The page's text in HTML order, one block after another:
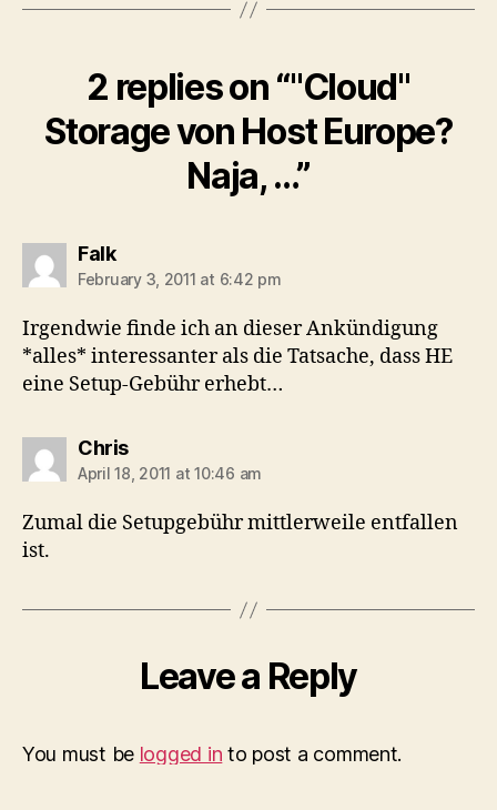
2 replies on “"Cloud"
Storage von Host Europe?
Naja, …”
Falksays:
February 3, 2011 at 6:42 pm
Irgendwie finde ich an dieser Ankündigung
*alles* interessanter als die Tatsache, dass HE
eine Setup-Gebühr erhebt…
Chrissays:
April 18, 2011 at 10:46 am
Zumal die Setupgebühr mittlerweile entfallen
ist.
Leave a Reply
You must be logged in to post a comment.